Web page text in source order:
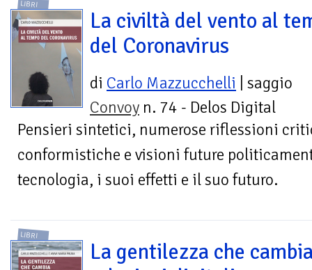
LIBRI
La civiltà del vento al
del Coronavirus
di Carlo Mazzucchelli | saggio
Convoy n. 74 - Delos Digital
Pensieri sintetici, numerose riflessioni
conformistiche e visioni future
tecnologia, i suoi effetti e il suo futuro.
LIBRI
La gentilezza che